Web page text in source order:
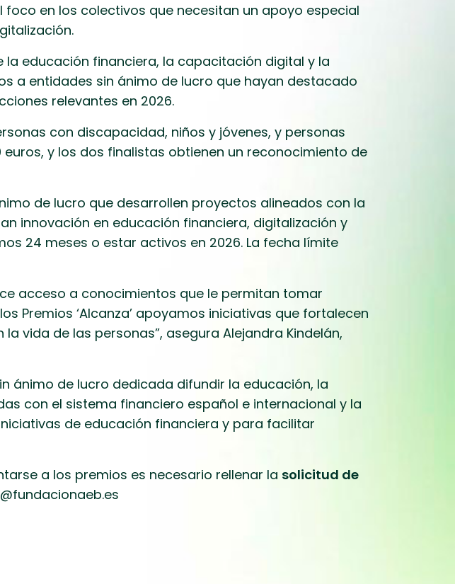
en los colectivos que necesitan un apoyo especial
educación financiera, la capacitación digital y la
a entidades sin ánimo de lucro que hayan destacado
relevantes en 2026.
con discapacidad, niños y jóvenes, y personas
y los dos finalistas obtienen un reconocimiento de
de lucro que desarrollen proyectos alineados con la
innovación en educación financiera, digitalización y
24 meses o estar activos en 2026. La fecha límite
acceso a conocimientos que le permitan tomar
Premios ‘Alcanza’ apoyamos iniciativas que fortalecen
vida de las personas”, asegura Alejandra Kindelán,
ánimo de lucro dedicada difundir la educación, la
con el sistema financiero español e internacional y la
de educación financiera y para facilitar
a los premios es necesario rellenar la solicitud de